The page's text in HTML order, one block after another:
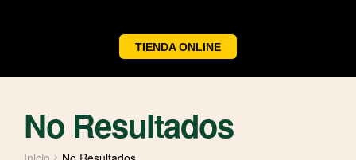
TIENDA ONLINE
No Resultados